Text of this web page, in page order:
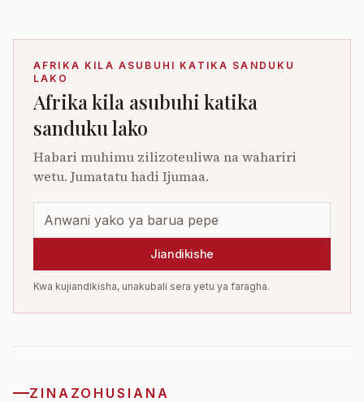
AFRIKA KILA ASUBUHI KATIKA SANDUKU
LAKO
Afrika kila asubuhi katika
sanduku lako
Habari muhimu zilizoteuliwa na wahariri
wetu. Jumatatu hadi Ijumaa.
Jiandikishe
Kwa kujiandikisha, unakubali sera yetu ya faragha.
ZINAZOHUSIANA